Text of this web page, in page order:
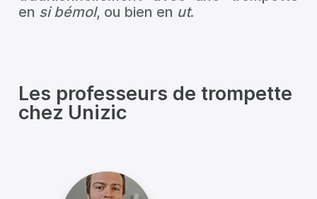
en si bémol, ou bien en ut.
Les professeurs de trompette
chez Unizic